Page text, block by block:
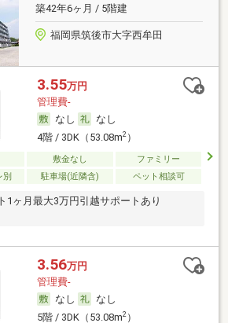
築42年6ヶ月 / 5階建
福岡県筑後市大字西牟田
3.55万円
管理費-
なし
なし
4階 / 3DK（53.08m2）
敷金なし
ファミリー
駐車場(近隣含) ペット相談可
1ヶ月最大3万円引越サポートあり
3.56万円
管理費-
なし
なし
5階 / 3DK（53.08m2）